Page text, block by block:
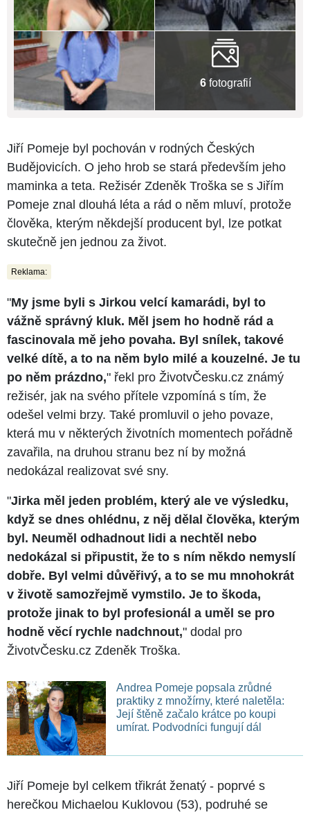
6fotografií
Jiří Pomeje byl pochován v rodných Českých
Budějovicích. O jeho hrob se stará především jeho
maminka a teta. Režisér Zdeněk Troška se s Jiřím
Pomeje znal dlouhá léta a rád o něm mluví, protože
člověka, kterým někdejší producent byl, lze potkat
skutečně jen jednou za život.
Reklama:
"My jsme byli s Jirkou velcí kamarádi, byl to
vážně správný kluk. Měl jsem ho hodně rád a
fascinovala mě jeho povaha. Byl snílek, takové
velké dítě, a to na něm bylo milé a kouzelné. Je tu
po něm prázdno," řekl pro ŽivotvČesku.cz známý
režisér, jak na svého přítele vzpomíná s tím, že
odešel velmi brzy. Také promluvil o jeho povaze,
která mu v některých životních momentech pořádně
zavařila, na druhou stranu bez ní by možná
nedokázal realizovat své sny.
"Jirka měl jeden problém, který ale ve výsledku,
když se dnes ohlédnu, z něj dělal člověka, kterým
byl. Neuměl odhadnout lidi a nechtěl nebo
nedokázal si připustit, že to s ním někdo nemyslí
dobře. Byl velmi důvěřivý, a to se mu mnohokrát
v životě samozřejmě vymstilo. Je to škoda,
protože jinak to byl profesionál a uměl se pro
hodně věcí rychle nadchnout," dodal pro
ŽivotvČesku.cz Zdeněk Troška.
Andrea Pomeje popsala zrůdné
praktiky z množírny, které naletěla:
Její štěně začalo krátce po koupi
umírat. Podvodníci fungují dál
Jiří Pomeje byl celkem třikrát ženatý - poprvé s
herečkou Michaelou Kuklovou (53), podruhé se